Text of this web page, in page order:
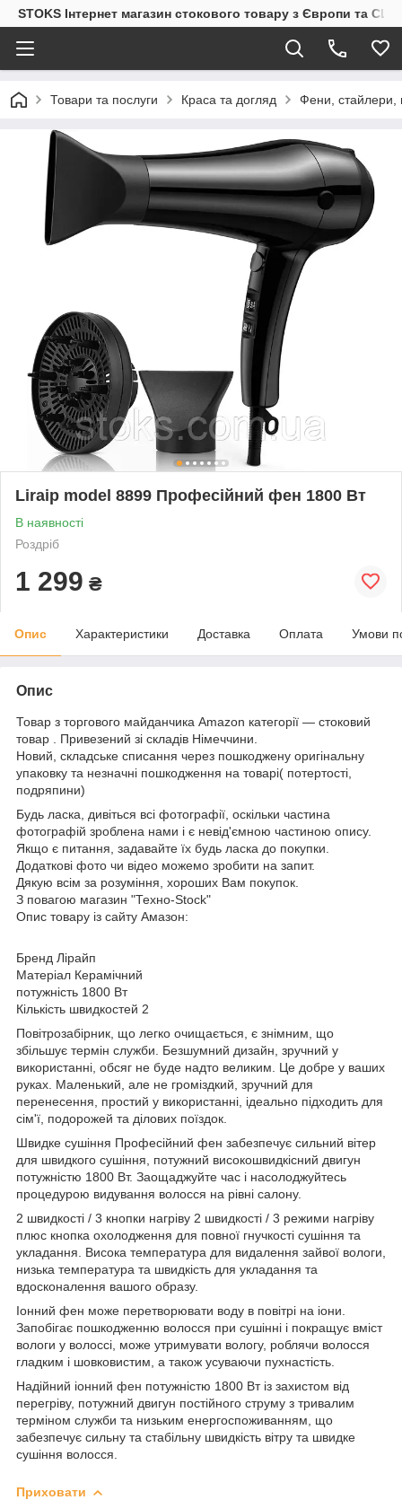
STOKS Інтернет магазин стокового товару з Європи та
Товари та послуги Краса та догляд Фени, стайлери,
Liraip model 8899 Професійний фен 1800 Вт
В наявності
Роздріб
1 299 ₴
Опис Характеристики Доставка Оплата Умови
Опис
Товар з торгового майданчика Amazon категорії — стоковий
товар . Привезений зі складів Німеччини.
Новий, складське списання через пошкоджену оригінальну
упаковку та незначні пошкодження на товарі( потертості,
подряпини)
Будь ласка, дивіться всі фотографії, оскільки частина
фотографій зроблена нами і є невід'ємною частиною опису.
Якщо є питання, задавайте їх будь ласка до покупки.
Додаткові фото чи відео можемо зробити на запит.
Дякую всім за розуміння, хороших Вам покупок.
З повагою магазин "Техно-Stock"
Опис товару із сайту Амазон:
Бренд Лірайп
Матеріал Керамічний
потужність 1800 Вт
Кількість швидкостей 2
Повітрозабірник, що легко очищається, є знімним, що
збільшує термін служби. Безшумний дизайн, зручний у
використанні, обсяг не буде надто великим. Це добре у ваших
руках. Маленький, але не громіздкий, зручний для
перенесення, простий у використанні, ідеально підходить для
сім'ї, подорожей та ділових поїздок.
Швидке сушіння Професійний фен забезпечує сильний вітер
для швидкого сушіння, потужний високошвидкісний двигун
потужністю 1800 Вт. Заощаджуйте час і насолоджуйтесь
процедурою видування волосся на рівні салону.
2 швидкості / 3 кнопки нагріву 2 швидкості / 3 режими нагріву
плюс кнопка охолодження для повної гнучкості сушіння та
укладання. Висока температура для видалення зайвої вологи,
низька температура та швидкість для укладання та
вдосконалення вашого образу.
Іонний фен може перетворювати воду в повітрі на іони.
Запобігає пошкодженню волосся при сушінні і покращує вміст
вологи у волоссі, може утримувати вологу, роблячи волосся
гладким і шовковистим, а також усуваючи пухнастість.
Надійний іонний фен потужністю 1800 Вт із захистом від
перегріву, потужний двигун постійного струму з тривалим
терміном служби та низьким енергоспоживанням, що
забезпечує сильну та стабільну швидкість вітру та швидке
сушіння волосся.
Приховати